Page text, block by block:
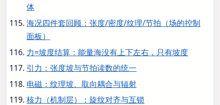
体
海况四件套回顾：张度/密度/纹理/节拍（场的控制
面板）
力=坡度结算：能量海没有上下左右，只有坡度
引力：张度坡与节拍读数的统一
电磁：纹理坡、取向耦合与辐射
核力（机制层）：旋纹对齐与互锁